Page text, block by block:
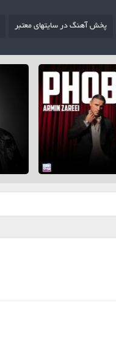
پخش آهنگ در سایتهای معتبر